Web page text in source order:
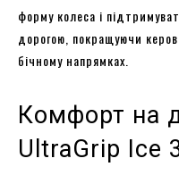
форму колеса і
дорогою, покращуючи
бічному напрямках.
Комфорт на
UltraGrip Ice